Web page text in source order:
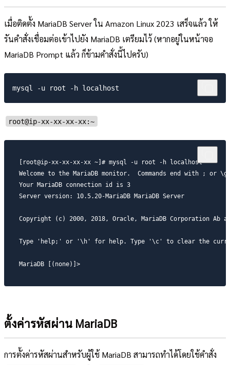
เมื่อติดตั้ง MariaDB Server ใน Amazon Linux 2023 เสร็จแล้ว ให้
รันคำสั่งเชื่อมต่อเข้าไปยัง MariaDB เตรียมไว้ (หากอยู่ในหน้าจอ
MariaDB Prompt แล้ว ก็ข้ามคำสั่งนี้ไปครับ)
root@ip-xx-xx-xx-xx:~
[root@ip-xx-xx-xx-xx ~]# mysql -u root -h localhost
Welcome to the MariaDB monitor.  Commands end with ; or
Your MariaDB connection id is 3
Server version: 10.5.20-MariaDB MariaDB Server
Copyright (c) 2000, 2018, Oracle, MariaDB Corporation Ab
Type 'help;' or '\h' for help. Type '\c' to clear the
MariaDB [(none)]>
ตั้งค่ารหัสผ่าน MariaDB
การตั้งค่ารหัสผ่านสำหรับผู้ใช้ MariaDB สามารถทำได้โดยใช้คำสั่ง